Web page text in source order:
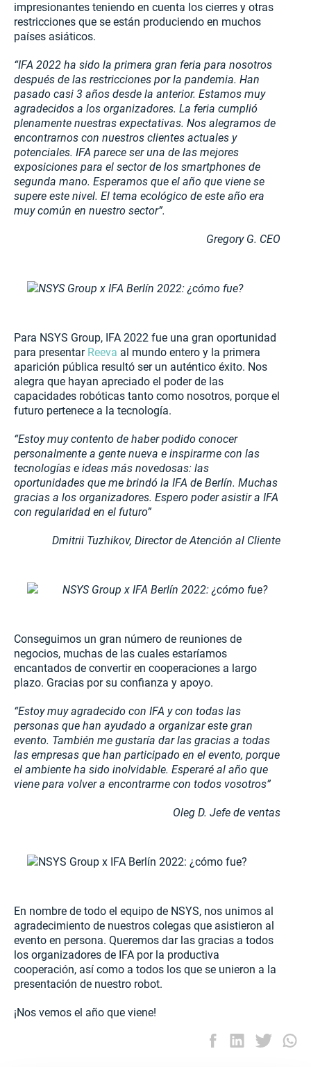
impresionantes teniendo en cuenta los cierres y otras
restricciones que se están produciendo en muchos
países asiáticos.
“IFA 2022 ha sido la primera gran feria para nosotros
después de las restricciones por la pandemia. Han
pasado casi 3 años desde la anterior. Estamos muy
agradecidos a los organizadores. La feria cumplió
plenamente nuestras expectativas. Nos alegramos de
encontrarnos con nuestros clientes actuales y
potenciales. IFA parece ser una de las mejores
exposiciones para el sector de los smartphones de
segunda mano. Esperamos que el año que viene se
supere este nivel. El tema ecológico de este año era
muy común en nuestro sector”.
Gregory G. CEO
Para NSYS Group, IFA 2022 fue una gran oportunidad
para presentar Reeva al mundo entero y la primera
aparición pública resultó ser un auténtico éxito. Nos
alegra que hayan apreciado el poder de las
capacidades robóticas tanto como nosotros, porque el
futuro pertenece a la tecnología.
“Estoy muy contento de haber podido conocer
personalmente a gente nueva e inspirarme con las
tecnologías e ideas más novedosas: las
oportunidades que me brindó la IFA de Berlín. Muchas
gracias a los organizadores. Espero poder asistir a IFA
con regularidad en el futuro”
Dmitrii Tuzhikov, Director de Atención al Cliente
Conseguimos un gran número de reuniones de
negocios, muchas de las cuales estaríamos
encantados de convertir en cooperaciones a largo
plazo. Gracias por su confianza y apoyo.
“Estoy muy agradecido con IFA y con todas las
personas que han ayudado a organizar este gran
evento. También me gustaría dar las gracias a todas
las empresas que han participado en el evento, porque
el ambiente ha sido inolvidable. Esperaré al año que
viene para volver a encontrarme con todos vosotros”
Oleg D. Jefe de ventas
En nombre de todo el equipo de NSYS, nos unimos al
agradecimiento de nuestros colegas que asistieron al
evento en persona. Queremos dar las gracias a todos
los organizadores de IFA por la productiva
cooperación, así como a todos los que se unieron a la
presentación de nuestro robot.
¡Nos vemos el año que viene!